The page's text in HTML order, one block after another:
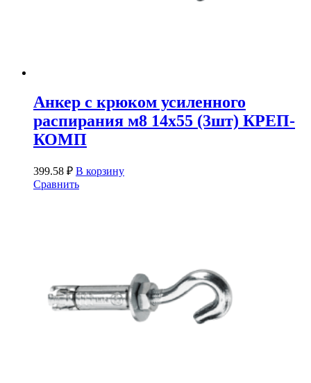
Анкер с крюком усиленного
распирания м8 14х55 (3шт) КРЕП-
КОМП
399.58 ₽ В корзину
Сравнить